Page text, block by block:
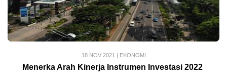
18 NOV 2021 | EKONOMI
Menerka Arah Kinerja Instrumen Investasi 2022